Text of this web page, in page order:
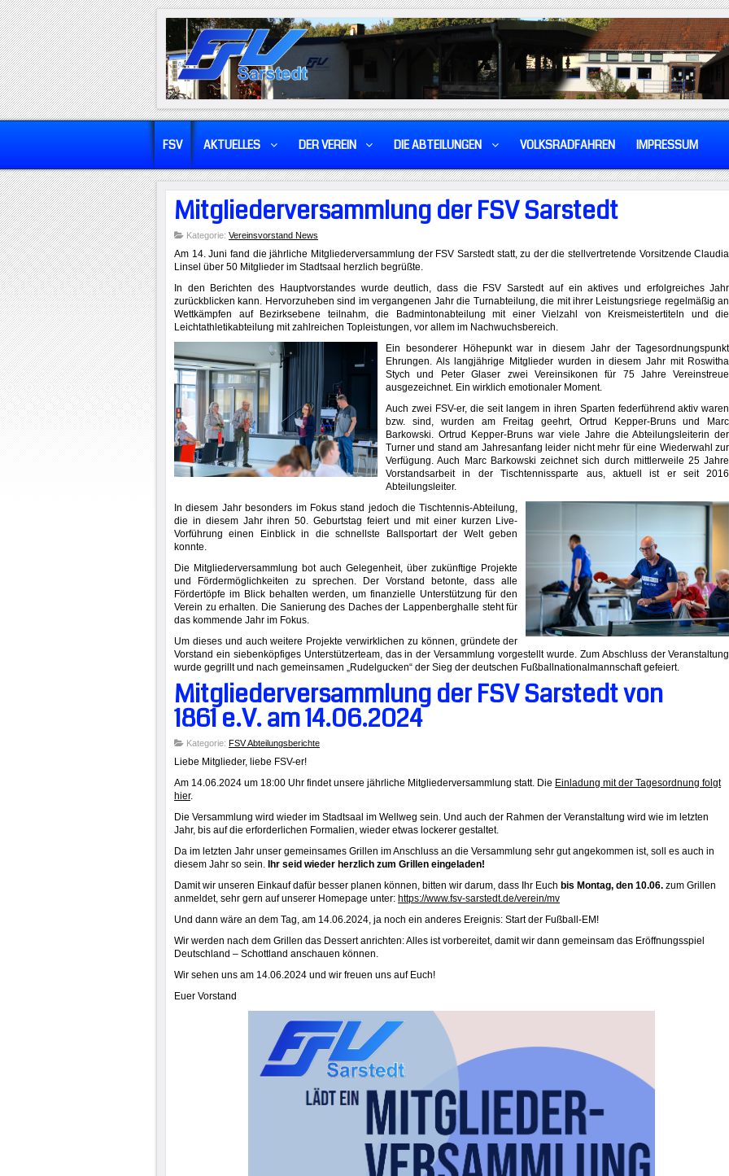
FSV AKTUELLES DER VEREIN DIE ABTEILUNGEN VOLKSRADFAHREN IMPRESSUM
Mitgliederversammlung der FSV Sarstedt
Kategorie: Vereinsvorstand News
Am 14. Juni fand die jährliche Mitgliederversammlung der FSV Sarstedt statt, zu der die stellvertretende Vorsitzende Claudia
Linsel über 50 Mitglieder im Stadtsaal herzlich begrüßte.
In den Berichten des Hauptvorstandes wurde deutlich, dass die FSV Sarstedt auf ein aktives und erfolgreiches Jahr
zurückblicken kann. Hervorzuheben sind im vergangenen Jahr die Turnabteilung, die mit ihrer Leistungsriege regelmäßig an
Wettkämpfen auf Bezirksebene teilnahm, die Badmintonabteilung mit einer Vielzahl von Kreismeistertiteln und die
Leichtathletikabteilung mit zahlreichen Topleistungen, vor allem im Nachwuchsbereich.
Ein besonderer Höhepunkt war in diesem Jahr der Tagesordnungspunkt
Ehrungen. Als langjährige Mitglieder wurden in diesem Jahr mit Roswitha
Stych und Peter Glaser zwei Vereinsikonen für 75 Jahre Vereinstreue
ausgezeichnet. Ein wirklich emotionaler Moment.
Auch zwei FSV-er, die seit langem in ihren Sparten federführend aktiv waren
bzw. sind, wurden am Freitag geehrt, Ortrud Kepper-Bruns und Marc
Barkowski. Ortrud Kepper-Bruns war viele Jahre die Abteilungsleiterin der
Turner und stand am Jahresanfang leider nicht mehr für eine Wiederwahl zur
Verfügung. Auch Marc Barkowski zeichnet sich durch mittlerweile 25 Jahre
Vorstandsarbeit in der Tischtennissparte aus, aktuell ist er seit 2016
Abteilungsleiter.
In diesem Jahr besonders im Fokus stand jedoch die Tischtennis-Abteilung,
die in diesem Jahr ihren 50. Geburtstag feiert und mit einer kurzen Live-
Vorführung einen Einblick in die schnellste Ballsportart der Welt geben
konnte.
Die Mitgliederversammlung bot auch Gelegenheit, über zukünftige Projekte
und Fördermöglichkeiten zu sprechen. Der Vorstand betonte, dass alle
Fördertöpfe im Blick behalten werden, um finanzielle Unterstützung für den
Verein zu erhalten. Die Sanierung des Daches der Lappenberghalle steht für
das kommende Jahr im Fokus.
Um dieses und auch weitere Projekte verwirklichen zu können, gründete der
Vorstand ein siebenköpfiges Unterstützerteam, das in der Versammlung vorgestellt wurde. Zum Abschluss der Veranstaltung
wurde gegrillt und nach gemeinsamen „Rudelgucken“ der Sieg der deutschen Fußballnationalmannschaft gefeiert.
Mitgliederversammlung der FSV Sarstedt von
1861 e.V. am 14.06.2024
Kategorie: FSV Abteilungsberichte
Liebe Mitglieder, liebe FSV-er!
Am 14.06.2024 um 18:00 Uhr findet unsere jährliche Mitgliederversammlung statt. Die Einladung mit der Tagesordnung folgt
hier.
Die Versammlung wird wieder im Stadtsaal im Wellweg sein. Und auch der Rahmen der Veranstaltung wird wie im letzten
Jahr, bis auf die erforderlichen Formalien, wieder etwas lockerer gestaltet.
Da im letzten Jahr unser gemeinsames Grillen im Anschluss an die Versammlung sehr gut angekommen ist, soll es auch in
diesem Jahr so sein. Ihr seid wieder herzlich zum Grillen eingeladen!
Damit wir unseren Einkauf dafür besser planen können, bitten wir darum, dass Ihr Euch bis Montag, den 10.06. zum Grillen
anmeldet, sehr gern auf unserer Homepage unter: https://www.fsv-sarstedt.de/verein/mv
Und dann wäre an dem Tag, am 14.06.2024, ja noch ein anderes Ereignis: Start der Fußball-EM!
Wir werden nach dem Grillen das Dessert anrichten: Alles ist vorbereitet, damit wir dann gemeinsam das Eröffnungsspiel
Deutschland – Schottland anschauen können.
Wir sehen uns am 14.06.2024 und wir freuen uns auf Euch!
Euer Vorstand